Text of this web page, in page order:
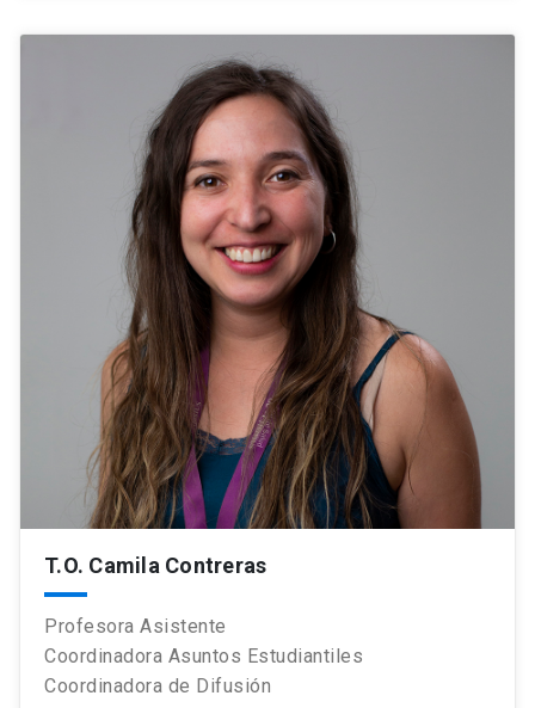
T.O. Camila Contreras
Profesora Asistente
Coordinadora Asuntos Estudiantiles
Coordinadora de Difusión